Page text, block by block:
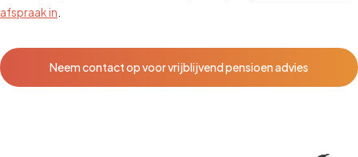
afspraak in
Neem contact op voor vrijblijvend pensioen advies